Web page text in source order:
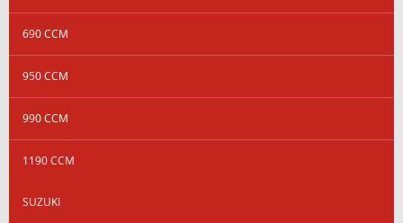
690 CCM
950 CCM
990 CCM
1190 CCM
SUZUKI